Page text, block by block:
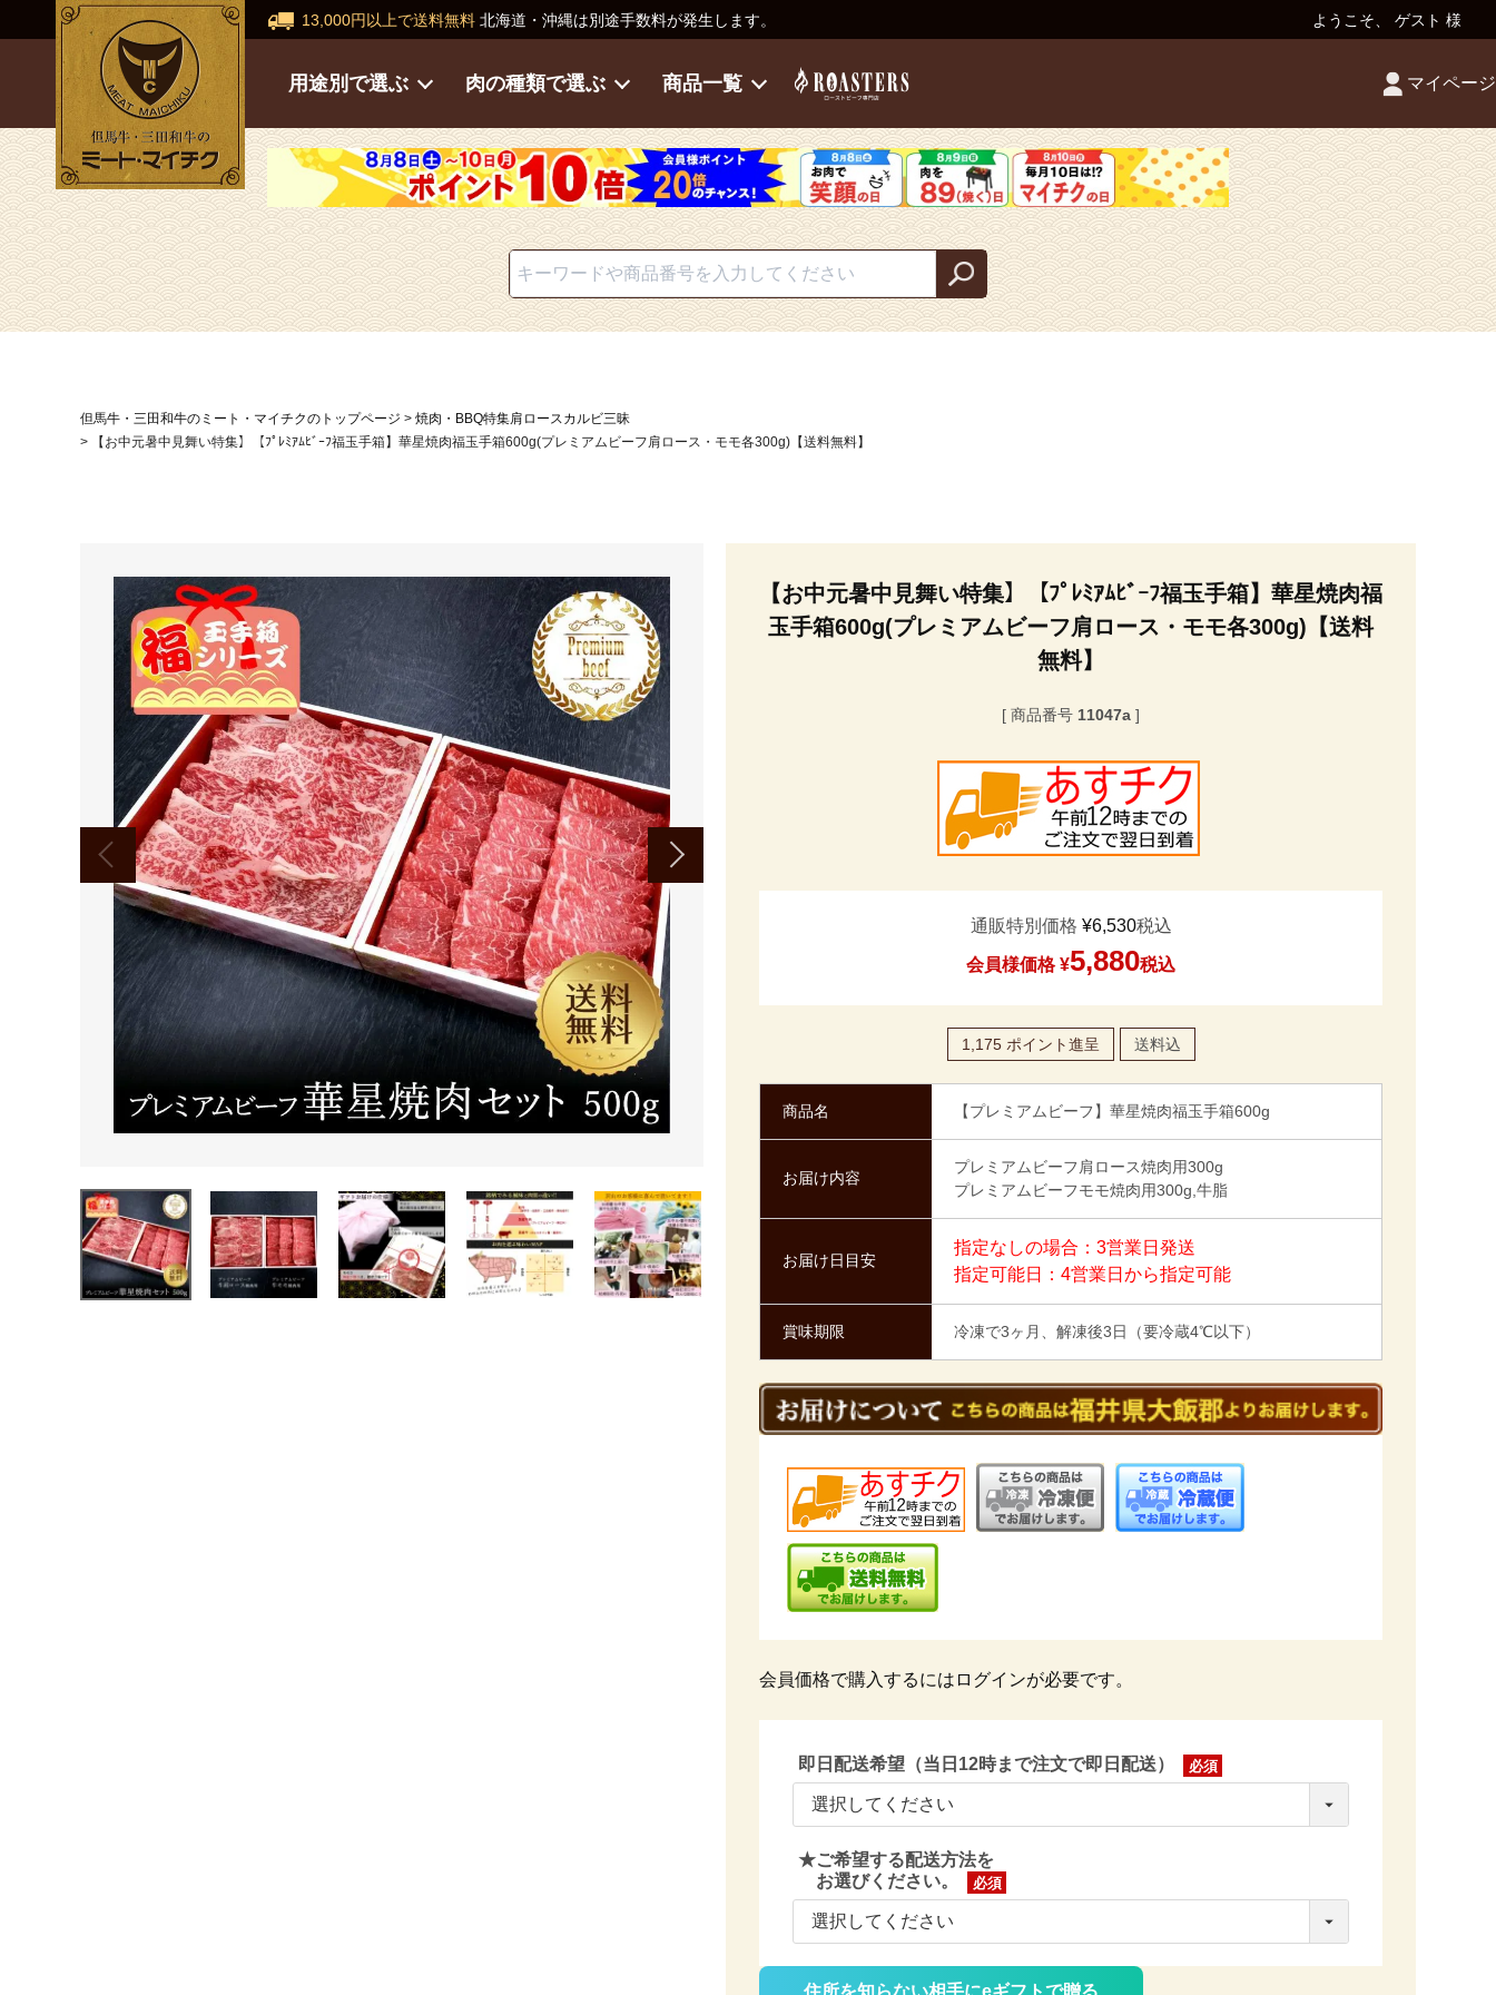
13,000円以上で送料無料 北海道・沖縄は別途手数料が発生します。 ようこそ、 ゲスト 様
用途別で選ぶ 肉の種類で選ぶ 商品一覧 マイページ
但馬牛・三田和牛のミート・マイチクのトップページ
焼肉・BBQ特集肩ロースカルビ三昧
【お中元暑中見舞い特集】【ﾌﾟﾚﾐｱﾑﾋﾞｰﾌ福玉手箱】華星焼肉福玉手箱600g(プレミアムビーフ肩ロース・モモ各300g)【送料無料】
【お中元暑中見舞い特集】【ﾌﾟﾚﾐｱﾑﾋﾞｰﾌ福玉手箱】華星焼肉福
玉手箱600g(プレミアムビーフ肩ロース・モモ各300g)【送料
無料】
商品番号 11047a
通販特別価格 ¥6,530税込
会員様価格 ¥5,880税込
1,175 ポイント進呈 送料込
商品名 【プレミアムビーフ】華星焼肉福玉手箱600g
お届け内容
プレミアムビーフ肩ロース焼肉用300g
プレミアムビーフモモ焼肉用300g,牛脂
お届け日目安
指定なしの場合：3営業日発送
指定可能日：4営業日から指定可能
賞味期限 冷凍で3ヶ月、解凍後3日（要冷蔵4℃以下）
会員価格で購入するにはログインが必要です。
即日配送希望（当日12時まで注文で即日配送）
(必
★ご希望する配送方法を
お選びください。
(必
住所を知らない相手にeギフトで贈る